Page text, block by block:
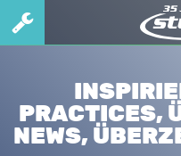
PRACTICES,
NEWS,